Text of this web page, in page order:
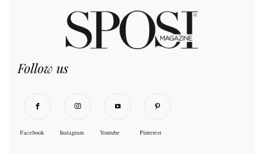
Follow us
Facebook Instagram Youtube Pinterest